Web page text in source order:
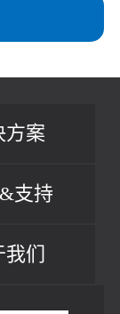
方案
支持
我们